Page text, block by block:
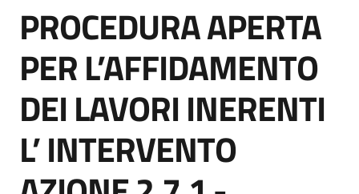
acquisto
Supporto
Piattaforme
telematiche
Salta al contenuto
PROCEDURA APERTA
PER L’AFFIDAMENTO
DEI LAVORI INERENTI
L’ INTERVENTO